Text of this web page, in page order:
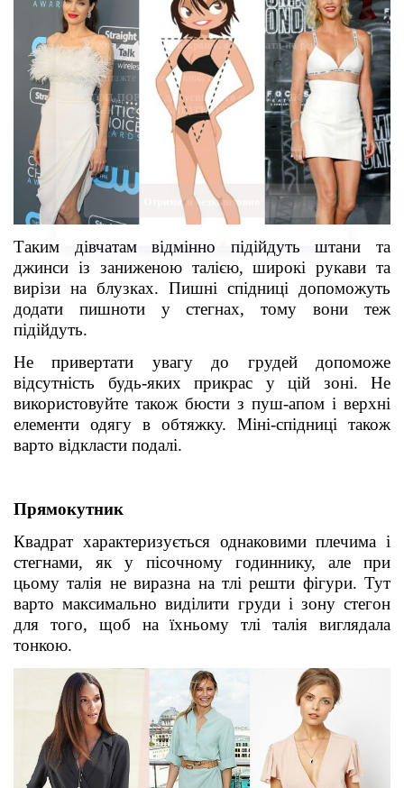
Таким дівчатам відмінно підійдуть штани та
джинси із заниженою талією, широкі рукави та
вирізи на блузках. Пишні спідниці допоможуть
додати пишноти у стегнах, тому вони теж
підійдуть.
Не привертати увагу до грудей допоможе
відсутність будь-яких прикрас у цій зоні. Не
використовуйте також бюсти з пуш-апом і верхні
елементи одягу в обтяжку. Міні-спідниці також
варто відкласти подалі.
Прямокутник
Квадрат характеризується однаковими плечима і
стегнами, як у пісочному годиннику, але при
цьому талія не виразна на тлі решти фігури. Тут
варто максимально виділити груди і зону стегон
для того, щоб на їхньому тлі талія виглядала
тонкою.